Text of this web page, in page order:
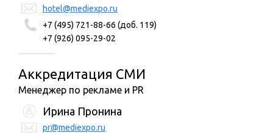
hotel@mediexpo.ru
+7 (495) 721-88-66 (доб. 119)
+7 (926) 095-29-02
Аккредитация СМИ
Менеджер по рекламе и PR
Ирина Пронина
pr@mediexpo.ru